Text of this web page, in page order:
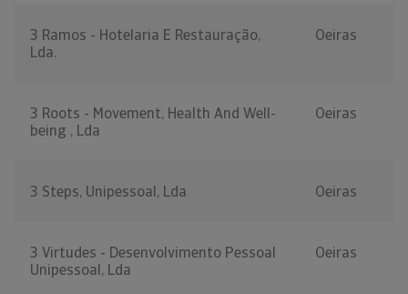
3 Ramos - Hotelaria E Restauração,
Lda.
Oeiras
3 Roots - Movement, Health And Well-
being , Lda
Oeiras
3 Steps, Unipessoal, Lda Oeiras
3 Virtudes - Desenvolvimento Pessoal
Unipessoal, Lda
Oeiras